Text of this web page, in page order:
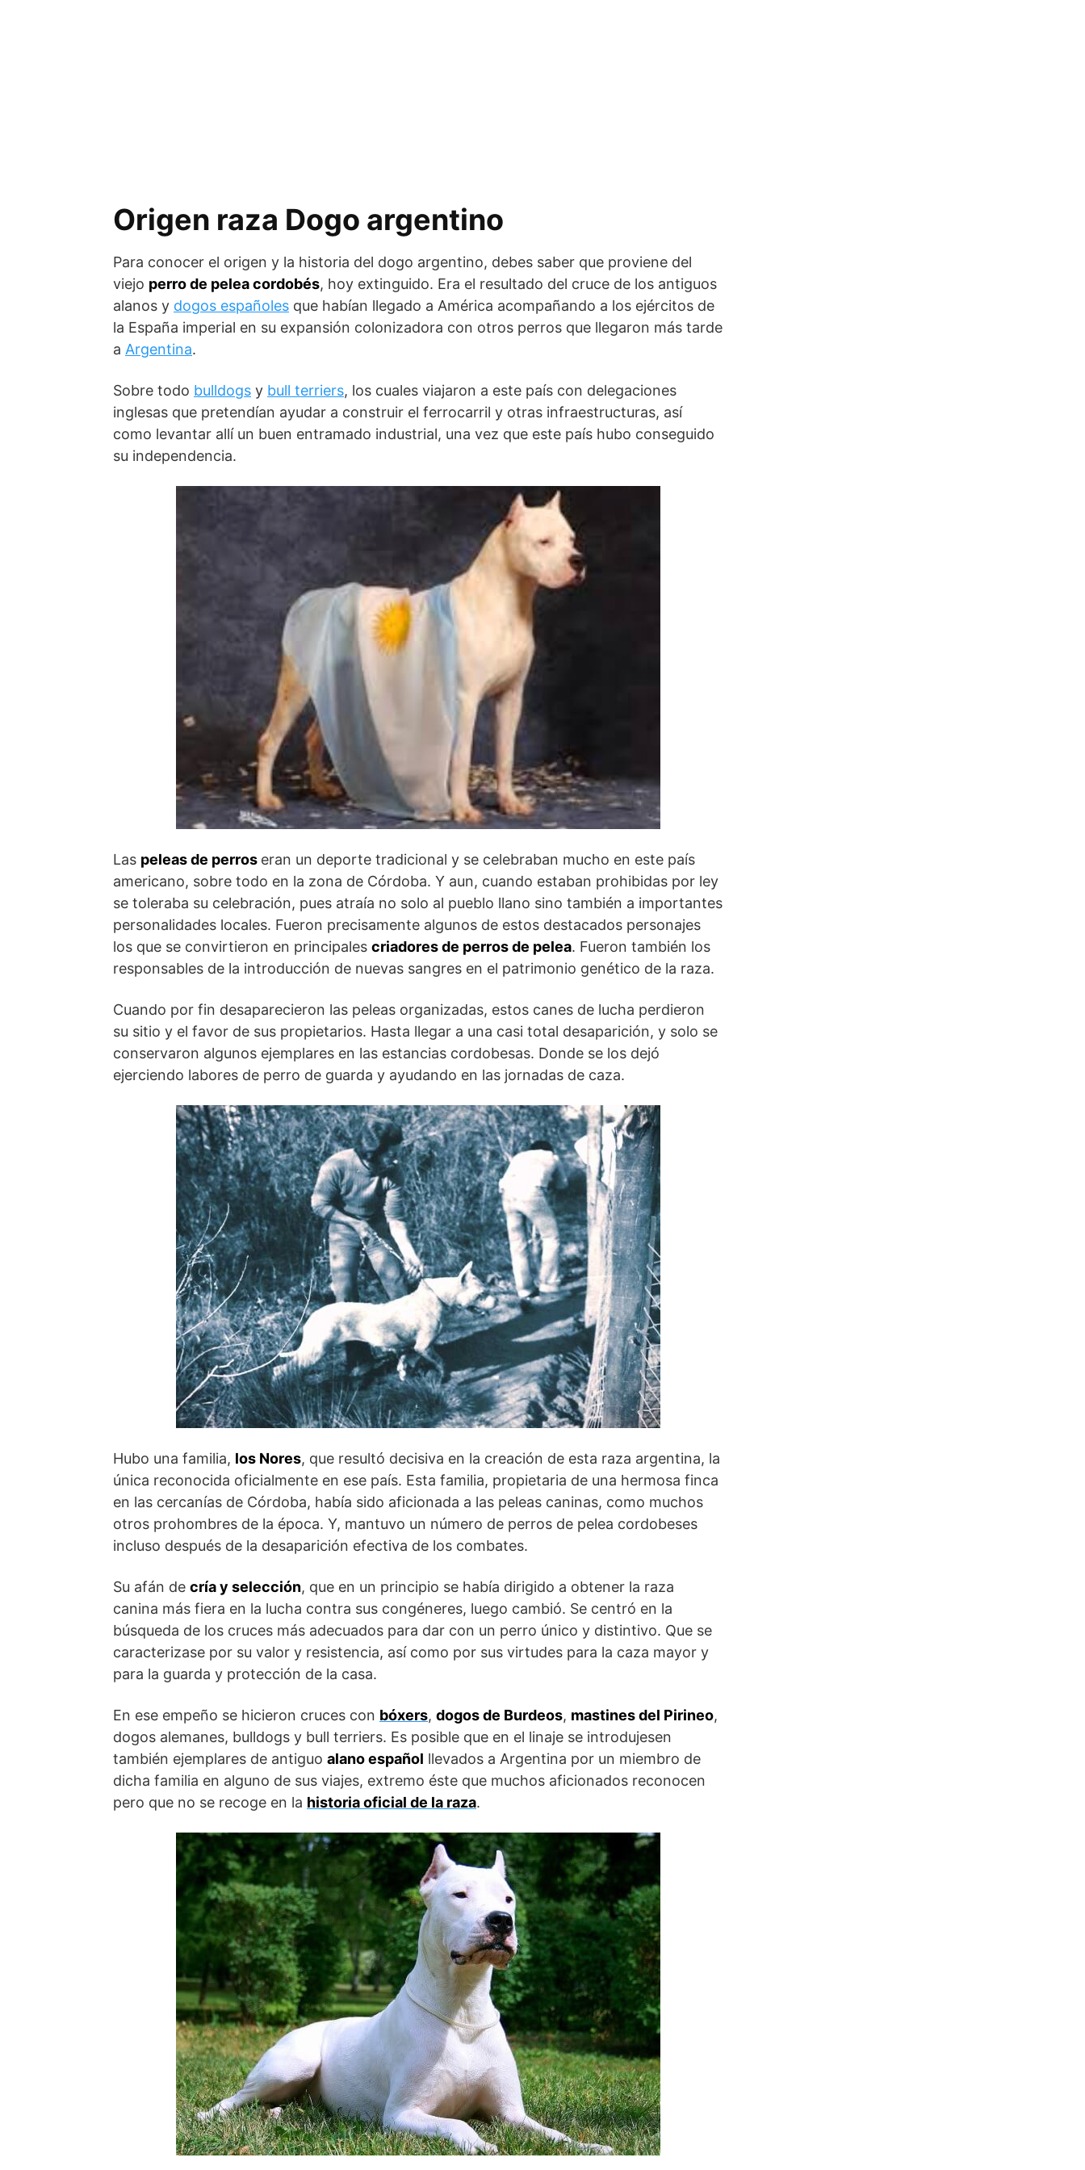
Origen raza Dogo argentino
Para conocer el origen y la historia del dogo argentino, debes saber que proviene del
viejo perro de pelea cordobés, hoy extinguido. Era el resultado del cruce de los antiguos
alanos y dogos españoles que habían llegado a América acompañando a los ejércitos de
la España imperial en su expansión colonizadora con otros perros que llegaron más tarde
a Argentina.
Sobre todo bulldogs y bull terriers, los cuales viajaron a este país con delegaciones
inglesas que pretendían ayudar a construir el ferrocarril y otras infraestructuras, así
como levantar allí un buen entramado industrial, una vez que este país hubo conseguido
su independencia.
Las peleas de perros eran un deporte tradicional y se celebraban mucho en este país
americano, sobre todo en la zona de Córdoba. Y aun, cuando estaban prohibidas por ley
se toleraba su celebración, pues atraía no solo al pueblo llano sino también a importantes
personalidades locales. Fueron precisamente algunos de estos destacados personajes
los que se convirtieron en principales criadores de perros de pelea. Fueron también los
responsables de la introducción de nuevas sangres en el patrimonio genético de la raza.
Cuando por fin desaparecieron las peleas organizadas, estos canes de lucha perdieron
su sitio y el favor de sus propietarios. Hasta llegar a una casi total desaparición, y solo se
conservaron algunos ejemplares en las estancias cordobesas. Donde se los dejó
ejerciendo labores de perro de guarda y ayudando en las jornadas de caza.
Hubo una familia, los Nores, que resultó decisiva en la creación de esta raza argentina, la
única reconocida oficialmente en ese país. Esta familia, propietaria de una hermosa finca
en las cercanías de Córdoba, había sido aficionada a las peleas caninas, como muchos
otros prohombres de la época. Y, mantuvo un número de perros de pelea cordobeses
incluso después de la desaparición efectiva de los combates.
Su afán de cría y selección, que en un principio se había dirigido a obtener la raza
canina más fiera en la lucha contra sus congéneres, luego cambió. Se centró en la
búsqueda de los cruces más adecuados para dar con un perro único y distintivo. Que se
caracterizase por su valor y resistencia, así como por sus virtudes para la caza mayor y
para la guarda y protección de la casa.
En ese empeño se hicieron cruces con bóxers, dogos de Burdeos, mastines del Pirineo,
dogos alemanes, bulldogs y bull terriers. Es posible que en el linaje se introdujesen
también ejemplares de antiguo alano español llevados a Argentina por un miembro de
dicha familia en alguno de sus viajes, extremo éste que muchos aficionados reconocen
pero que no se recoge en la historia oficial de la raza.